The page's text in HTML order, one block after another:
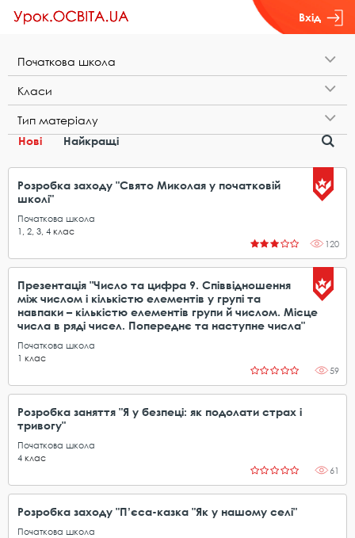
Вхід
П​о​ч​а​т​к​о​в​а​ ​ш​к​о​л​а
К​л​а​с​и
Т​и​п​ ​м​а​т​е​р​і​а​л​у
Нові
Найкращі
Розробка заходу "Свято Миколая у початковій
школі"
Початкова школа
1
2 3 4 клас
120
Презентація "Число та цифра 9. Співвідношення
між числом і кількістю елементів у групі та
навпаки – кількістю елементів групи й числом. Місце
числа в ряді чисел. Попереднє та наступне числа"
Початкова школа
1 клас
59
Розробка заняття "Я у безпеці: як подолати страх і
тривогу"
Початкова школа
4 клас
61
Розробка заходу "П’єса-казка "Як у нашому селі"
Початкова школа